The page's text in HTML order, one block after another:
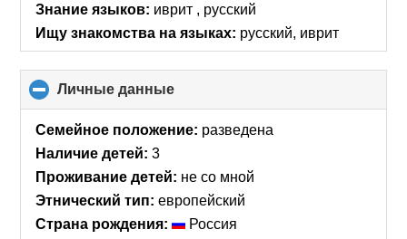
contents
Знание языков: иврит , русский
Ищу знакомства на языках: русский, иврит
Личные данные
to
collapse
Семейное положение: разведена
Наличие детей: 3
Проживание детей: не со мной
Этнический тип: европейский
Страна рождения:
Россия